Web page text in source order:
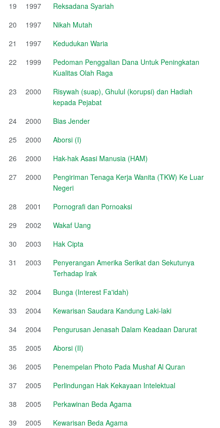
19
1997
Reksadana Syariah
20
1997
Nikah Mutah
21
1997
Kedudukan Waria
22
1999
Pedoman Penggalian Dana Untuk Peningkatan
Kualitas Olah Raga
23
2000
Risywah (suap), Ghulul (korupsi) dan Hadiah
kepada Pejabat
24
2000
Bias Jender
25
2000
Aborsi (I)
26
2000
Hak-hak Asasi Manusia (HAM)
27
2000
Pengiriman Tenaga Kerja Wanita (TKW) Ke Luar
Negeri
28
2001
Pornografi dan Pornoaksi
29
2002
Wakaf Uang
30
2003
Hak Cipta
31
2003
Penyerangan Amerika Serikat dan Sekutunya
Terhadap Irak
32
2004
Bunga (Interest Fa'idah)
33
2004
Kewarisan Saudara Kandung Laki-laki
34
2004
Pengurusan Jenasah Dalam Keadaan Darurat
35
2005
Aborsi (II)
36
2005
Penempelan Photo Pada Mushaf Al Quran
37
2005
Perlindungan Hak Kekayaan Intelektual
38
2005
Perkawinan Beda Agama
39
2005
Kewarisan Beda Agama